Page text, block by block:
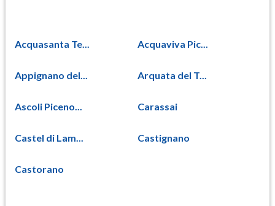
Acquasanta Te... Acquaviva Pic...
Appignano del... Arquata del T...
Ascoli Piceno... Carassai
Castel di Lam... Castignano
Castorano